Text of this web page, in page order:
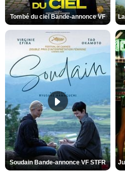
Tombé du ciel Bande-annonce VF
Soudain Bande-annonce VF STFR